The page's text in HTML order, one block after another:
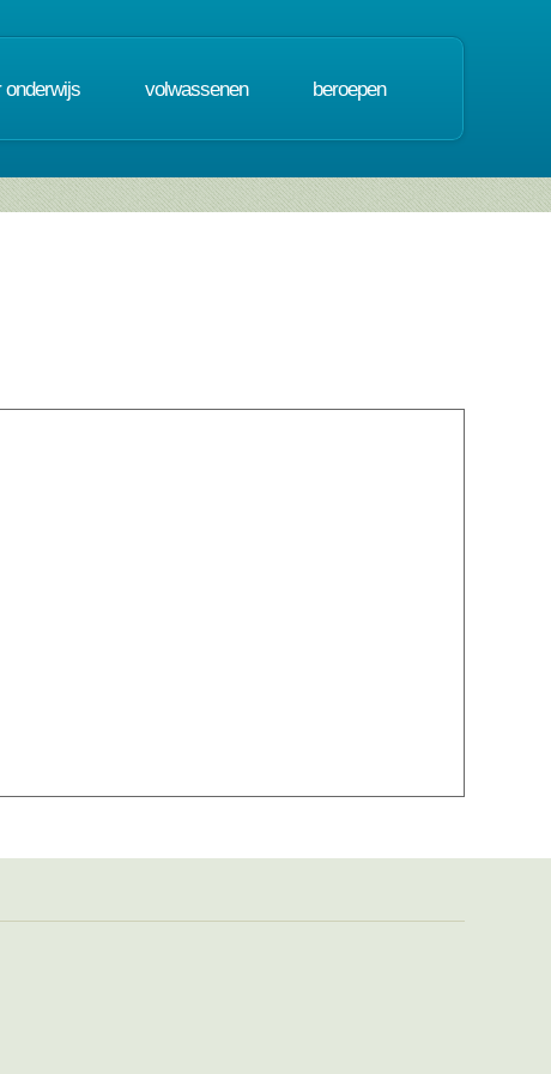
onderwijs volwassenen beroepen